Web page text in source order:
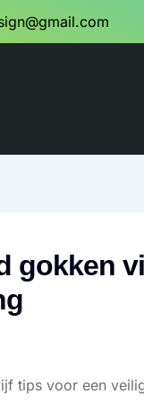
gokken
tips voor een